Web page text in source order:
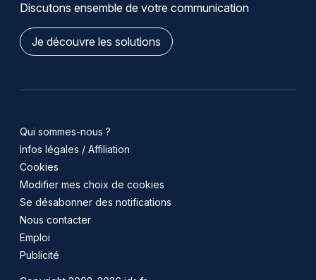
Discutons ensemble de votre communication
Je découvre les solutions
Qui sommes-nous ?
Infos légales / Affiliation
Cookies
Modifier mes choix de cookies
Se désabonner des notifications
Nous contacter
Emploi
Publicité